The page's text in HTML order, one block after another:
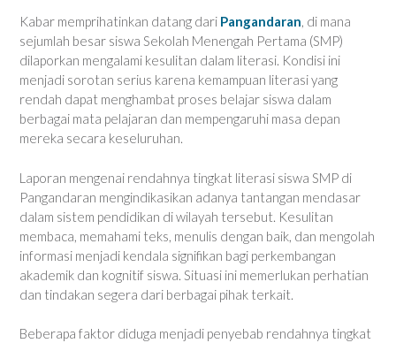
Kabar memprihatinkan datang dari Pangandaran, di mana
sejumlah besar siswa Sekolah Menengah Pertama (SMP)
dilaporkan mengalami kesulitan dalam literasi. Kondisi ini
menjadi sorotan serius karena kemampuan literasi yang
rendah dapat menghambat proses belajar siswa dalam
berbagai mata pelajaran dan mempengaruhi masa depan
mereka secara keseluruhan.
Laporan mengenai rendahnya tingkat literasi siswa SMP di
Pangandaran mengindikasikan adanya tantangan mendasar
dalam sistem pendidikan di wilayah tersebut. Kesulitan
membaca, memahami teks, menulis dengan baik, dan mengolah
informasi menjadi kendala signifikan bagi perkembangan
akademik dan kognitif siswa. Situasi ini memerlukan perhatian
dan tindakan segera dari berbagai pihak terkait.
Beberapa faktor diduga menjadi penyebab rendahnya tingkat